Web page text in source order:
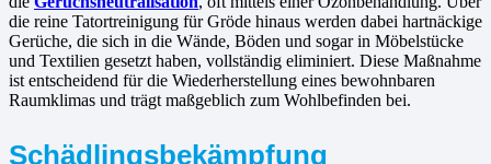
die reine Tatortreinigung für Gröde hinaus werden dabei hartnäckige
Gerüche, die sich in die Wände, Böden und sogar in Möbelstücke
und Textilien gesetzt haben, vollständig eliminiert. Diese Maßnahme
ist entscheidend für die Wiederherstellung eines bewohnbaren
Raumklimas und trägt maßgeblich zum Wohlbefinden bei.
Schädlingsbekämpfung